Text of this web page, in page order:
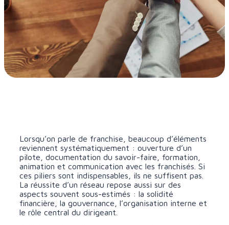
Lorsqu’on parle de franchise, beaucoup d’éléments
reviennent systématiquement : ouverture d’un
pilote, documentation du savoir-faire, formation,
animation et communication avec les franchisés. Si
ces piliers sont indispensables, ils ne suffisent pas.
La réussite d’un réseau repose aussi sur des
aspects souvent sous-estimés : la solidité
financière, la gouvernance, l’organisation interne et
le rôle central du dirigeant.